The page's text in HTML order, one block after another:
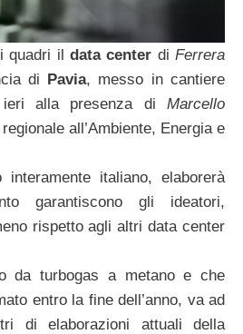
quadri il data center diFerrera
di Pavia, messo in cantiere
ieri alla presenza di Marcello
all’Ambiente, Energia e
italiano, elaborerà
garantiscono gli ideatori,
rispetto agli altri data center
da turbogas a metano e che
entro la fine dell’anno, va ad
di elaborazioni attuali della